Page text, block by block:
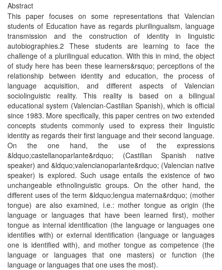
Abstract
This paper focuses on some representations that Valencian
students of Education have as regards plurilingualism, language
transmission and the construction of identity in linguistic
autobiographies.2 These students are learning to face the
challenge of a plurilingual education. With this in mind, the object
of study here has been these learners&rsquo; perceptions of the
relationship between identity and education, the process of
language acquisition, and different aspects of Valencian
sociolinguistic reality. This reality is based on a bilingual
educational system (Valencian-Castilian Spanish), which is official
since 1983. More specifically, this paper centres on two extended
concepts students commonly used to express their linguistic
identity as regards their first language and their second language.
On the one hand, the use of the expressions
&ldquo;castellanoparlante&rdquo; (Castilian Spanish native
speaker) and &ldquo;valencianoparlante&rdquo; (Valencian native
speaker) is explored. Such usage entails the existence of two
unchangeable ethnolinguistic groups. On the other hand, the
different uses of the term &ldquo;lengua materna&rdquo; (mother
tongue) are also examined, i.e.: mother tongue as origin (the
language or languages that have been learned first), mother
tongue as internal identification (the language or languages one
identifies with) or external identification (language or languages
one is identified with), and mother tongue as competence (the
language or languages that one masters) or function (the
language or languages that one uses the most).